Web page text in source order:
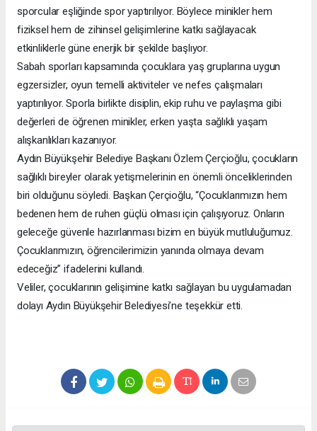
sporcular eşliğinde spor yaptırılıyor. Böylece minikler hem
fiziksel hem de zihinsel gelişimlerine katkı sağlayacak
etkinliklerle güne enerjik bir şekilde başlıyor.
Sabah sporları kapsamında çocuklara yaş gruplarına uygun
egzersizler, oyun temelli aktiviteler ve nefes çalışmaları
yaptırılıyor. Sporla birlikte disiplin, ekip ruhu ve paylaşma gibi
değerleri de öğrenen minikler, erken yaşta sağlıklı yaşam
alışkanlıkları kazanıyor.
Aydın Büyükşehir Belediye Başkanı Özlem Çerçioğlu, çocukların
sağlıklı bireyler olarak yetişmelerinin en önemli önceliklerinden
biri olduğunu söyledi. Başkan Çerçioğlu, “Çocuklarımızın hem
bedenen hem de ruhen güçlü olması için çalışıyoruz. Onların
geleceğe güvenle hazırlanması bizim en büyük mutluluğumuz.
Çocuklarımızın, öğrencilerimizin yanında olmaya devam
edeceğiz” ifadelerini kullandı.
Veliler, çocuklarının gelişimine katkı sağlayan bu uygulamadan
dolayı Aydın Büyükşehir Belediyesi’ne teşekkür etti.